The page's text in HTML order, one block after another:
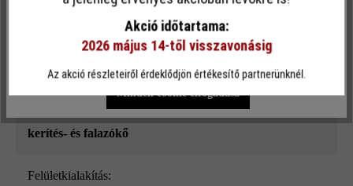
taupe nüansz-árnyalt_ModulusPur
kerítés- és falazókő
Felületkialakítás:
funkcionalitást kínálja Önnek...További információ
Csak funkcionális cookie elfogadása
Minden cookie elfogadása
Akció időtartama:
2026 május 14-től visszavonásig
Az akció részleteiről érdeklődjön értékesítő partnerünknél.